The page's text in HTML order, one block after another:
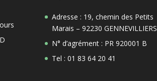
Adresse : 19, chemin des Petits
Marais – 92230 GENNEVILLIERS
N° d’agrément : PR 920001 B
Tel : 01 83 64 20 41